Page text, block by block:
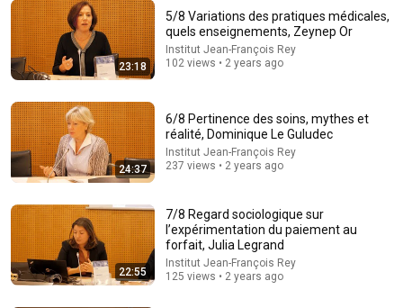
David Hartley • 4.5M views
23:18
5/8 Variations des pratiques médicales,
quels enseignements, Zeynep Or
Institut Jean-François Rey
102 views • 2 years ago
24:37
6/8 Pertinence des soins, mythes et
réalité, Dominique Le Guludec
Institut Jean-François Rey
237 views • 2 years ago
22:55
7/8 Regard sociologique sur
l’expérimentation du paiement au
forfait, Julia Legrand
Institut Jean-François Rey
125 views • 2 years ago